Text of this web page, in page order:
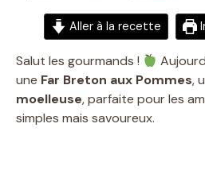
Aller à la recette
Salut les gourmands !
une Far Breton aux Pommes,
moelleuse, parfaite pour les
simples mais savoureux.